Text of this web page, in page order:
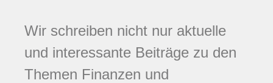
Wir schreiben nicht nur aktuelle
und interessante Beiträge zu den
Themen Finanzen und